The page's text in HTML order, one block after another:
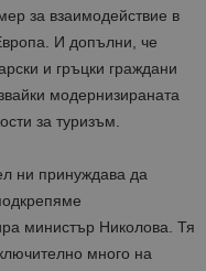
за взаимодействие в
И допълни, че
и гръцки граждани
модернизираната
за туризъм.
ни принуждава да
министър Николова. Тя
много на